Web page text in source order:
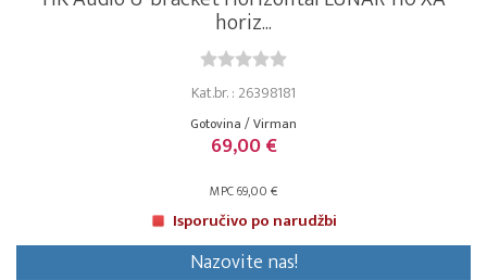
horiz...
Kat.br. : 26398181
Gotovina / Virman
69,00 €
MPC 69,00 €
Isporučivo po narudžbi
Nazovite nas!